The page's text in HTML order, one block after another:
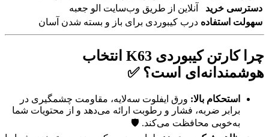
دسترسی خرید
آنلاین از طریق وب‌سایت الو جعبه
سهولت استفاده درب کیبوردی برای باز و بسته شدن آسان
چرا کارتن کیبوردی K63 انتخاب
هوشمندانه‌ای است؟ ✅
استحکام بالا: ورق ایفلوت سه‌لایه، مقاومت چشمگیری در
برابر ضربه، فشار و رطوبت ارائه می‌دهد و از محتویات شما
به‌خوبی محافظت می‌کند. 🛡️